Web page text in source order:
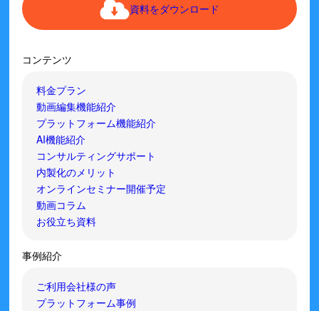
資料をダウンロード
コンテンツ
料金プラン
動画編集機能紹介
プラットフォーム機能紹介
AI機能紹介
コンサルティングサポート
内製化のメリット
オンラインセミナー開催予定
動画コラム
お役立ち資料
事例紹介
ご利用会社様の声
プラットフォーム事例